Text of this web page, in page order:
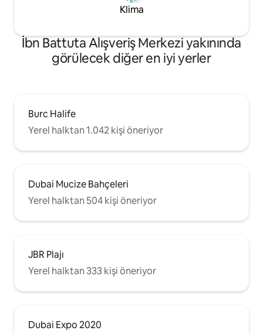
Klima
İbn Battuta Alışveriş Merkezi yakınında
görülecek diğer en iyi yerler
Burc Halife
Yerel halktan 1.042 kişi öneriyor
Dubai Mucize Bahçeleri
Yerel halktan 504 kişi öneriyor
JBR Plajı
Yerel halktan 333 kişi öneriyor
Dubai Expo 2020